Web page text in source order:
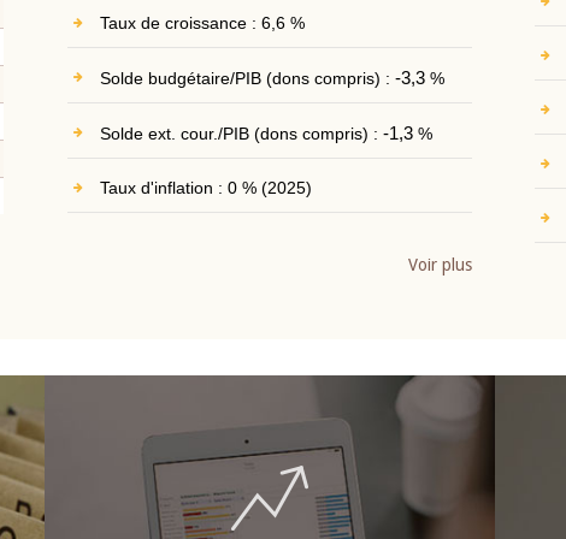
Taux de croissance : 6,6 %
Solde budgétaire/PIB (dons compris) : -3,3%
Solde ext. cour./PIB (dons compris) : -1,3%
Taux d'inflation : 0 % (2025)
Voir plus